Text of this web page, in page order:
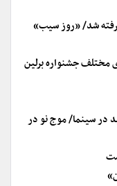
شد/ «روز سیب»
مختلف جشنواره برلین
در سینما/ موج نو در